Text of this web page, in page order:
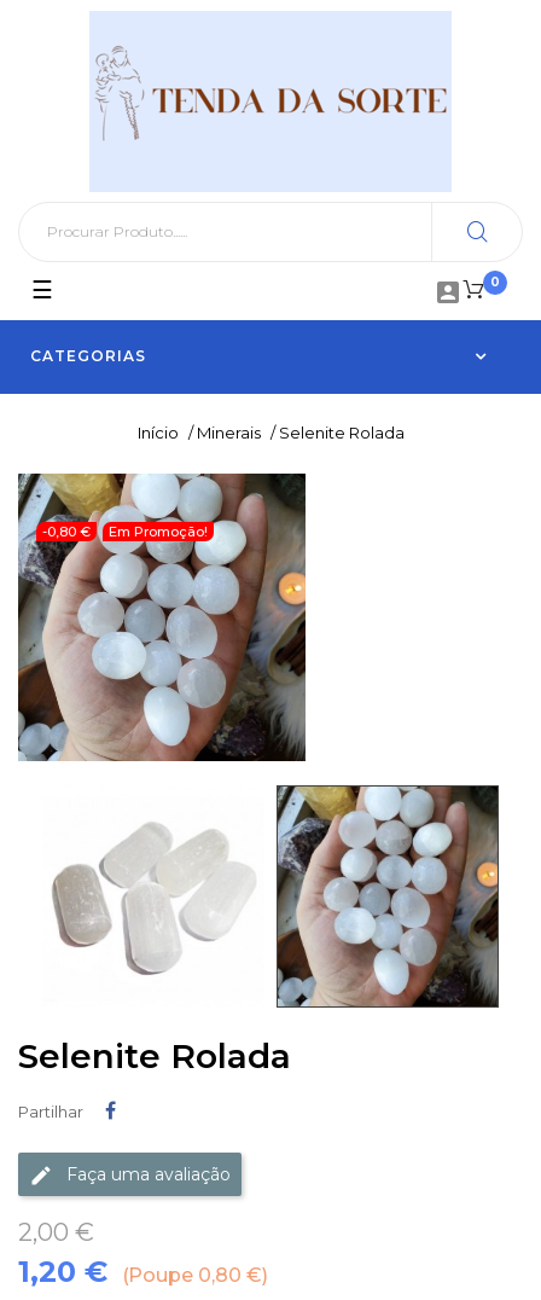
0

CATEGORIAS
Toggle
navigation
☰
Início / Minerais / Selenite Rolada
Em Promoção!
-0,80 €
Selenite Rolada
Partilhar
Faça uma avaliação
2,00 €
1,20 € Poupe 0,80 €